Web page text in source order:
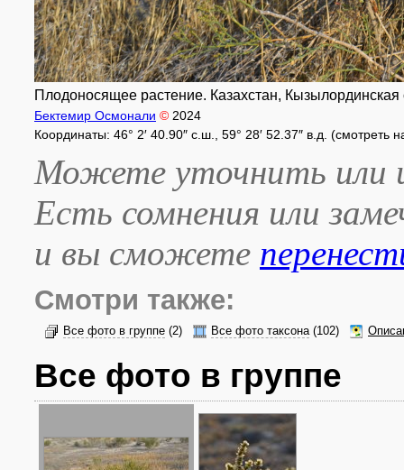
Плодоносящее растение. Казахстан,
Бектемир Осмонали © 2024
Координаты: 46° 2′ 40.90″ с.ш., 59° 28′ 52.37″ в.д. (смотреть
Можете уточнить или
Есть сомнения или
и вы сможете
Смотри также:
Все фото в группе (2) Все фото таксона(102)
Все фото в группе